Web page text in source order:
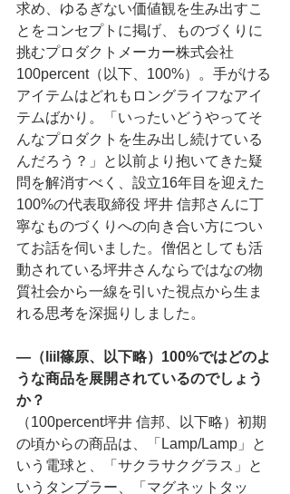
求め、ゆるぎない価値観を生み出すこ
とをコンセプトに掲げ、ものづくりに
挑むプロダクトメーカー株式会社
100percent（以下、100%）。手がける
アイテムはどれもロングライフなアイ
テムばかり。「いったいどうやってそ
んなプロダクトを生み出し続けている
んだろう？」と以前より抱いてきた疑
問を解消すべく、設立16年目を迎えた
100%の代表取締役 坪井 信邦さんに丁
寧なものづくりへの向き合い方につい
てお話を伺いました。僧侶としても活
動されている坪井さんならではなの物
質社会から一線を引いた視点から生ま
れる思考を深掘りしました。
―（liil篠原、以下略）100%ではどのよ
うな商品を展開されているのでしょう
か？
（100percent坪井 信邦、以下略）初期
の頃からの商品は、「Lamp/Lamp」と
いう電球と、「サクラサクグラス」と
いうタンブラー、「マグネットタッ